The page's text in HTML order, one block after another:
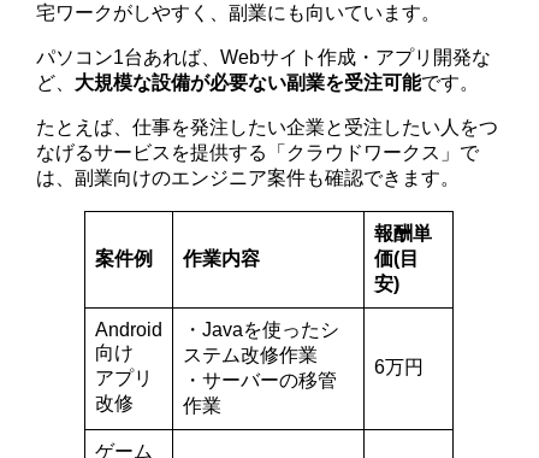
宅ワークがしやすく、副業にも向いています。
パソコン1台あれば、Webサイト作成・アプリ開発な
ど、 大規模な設備が必要ない副業を受注可能です。
たとえば、仕事を発注したい企業と受注したい人をつ
なげるサービスを提供する「クラウドワークス」で
は、副業向けのエンジニア案件も確認できます。
案件例 作業内容
報酬単
価(目
安)
Android
向け
アプリ
改修
・Javaを使ったシ
ステム改修作業
・サーバーの移管
作業
6万円
ゲーム